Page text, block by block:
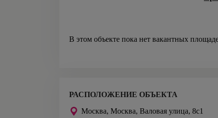
В этом объекте пока нет вакантных
РАСПОЛОЖЕНИЕ ОБЪЕКТА
Москва, Москва, Валовая улица, 8с1